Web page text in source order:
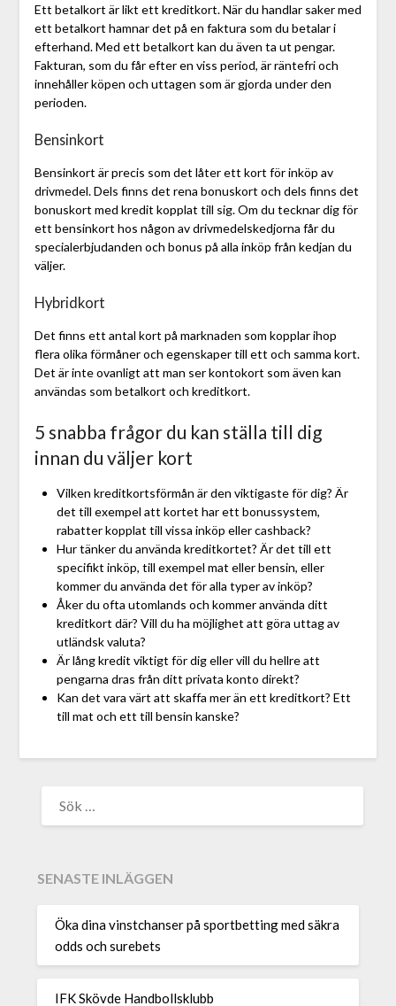
Ett betalkort är likt ett kreditkort. När du handlar saker med
ett betalkort hamnar det på en faktura som du betalar i
efterhand. Med ett betalkort kan du även ta ut pengar.
Fakturan, som du får efter en viss period, är räntefri och
innehåller köpen och uttagen som är gjorda under den
perioden.
Bensinkort
Bensinkort är precis som det låter ett kort för inköp av
drivmedel. Dels finns det rena bonuskort och dels finns det
bonuskort med kredit kopplat till sig. Om du tecknar dig för
ett bensinkort hos någon av drivmedelskedjorna får du
specialerbjudanden och bonus på alla inköp från kedjan du
väljer.
Hybridkort
Det finns ett antal kort på marknaden som kopplar ihop
flera olika förmåner och egenskaper till ett och samma kort.
Det är inte ovanligt att man ser kontokort som även kan
användas som betalkort och kreditkort.
5 snabba frågor du kan ställa till dig
innan du väljer kort
Vilken kreditkortsförmån är den viktigaste för dig? Är
det till exempel att kortet har ett bonussystem,
rabatter kopplat till vissa inköp eller cashback?
Hur tänker du använda kreditkortet? Är det till ett
specifikt inköp, till exempel mat eller bensin, eller
kommer du använda det för alla typer av inköp?
Åker du ofta utomlands och kommer använda ditt
kreditkort där? Vill du ha möjlighet att göra uttag av
utländsk valuta?
Är lång kredit viktigt för dig eller vill du hellre att
pengarna dras från ditt privata konto direkt?
Kan det vara värt att skaffa mer än ett kreditkort? Ett
till mat och ett till bensin kanske?
SENASTE INLÄGGEN
Öka dina vinstchanser på sportbetting med säkra
odds och surebets
IFK Skövde Handbollsklubb